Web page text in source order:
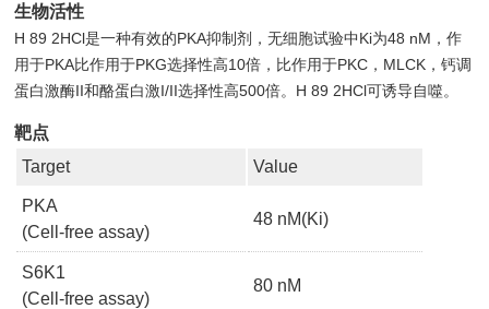
生物活性
H 89 2HCl是一种有效的PKA抑制剂，无细胞试验中Ki为48 nM，作
用于PKA比作用于PKG选择性高10倍，比作用于PKC，MLCK，钙调
蛋白激酶II和酪蛋白激I/II选择性高500倍。H 89 2HCl可诱导自噬。
靶点
Target
Value
PKA
(Cell-free assay)
48 nM(Ki)
S6K1
(Cell-free assay)
80 nM